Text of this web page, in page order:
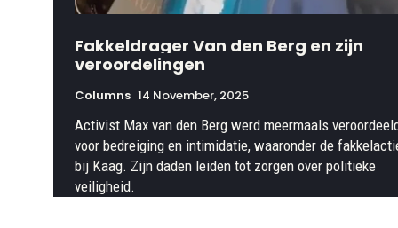
Fakkeldrager Van den Berg en zijn
veroordelingen
Columns 14 November, 2025
Activist Max van den Berg werd meermaals
voor bedreiging en intimidatie, waaronder de
bij Kaag. Zijn daden leiden tot zorgen over politieke
veiligheid.